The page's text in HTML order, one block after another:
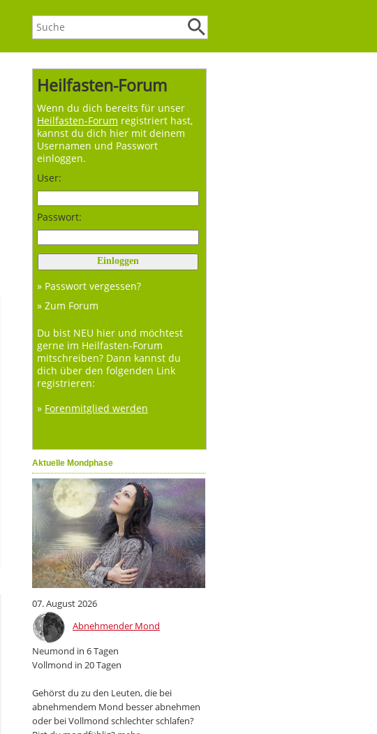
Heilfasten-Forum
Wenn du dich bereits für unser
Heilfasten-Forum registriert hast,
kannst du dich hier mit deinem
Usernamen und Passwort
einloggen.
User:
Passwort:
» Passwort vergessen?
» Zum Forum
Du bist NEU hier und möchtest
gerne im Heilfasten-Forum
mitschreiben? Dann kannst du
dich über den folgenden Link
registrieren:
» Forenmitglied werden
Aktuelle Mondphase
07. August 2026
Abnehmender Mond
Neumond in 6 Tagen
Vollmond in 20 Tagen
Gehörst du zu den Leuten, die bei
abnehmendem Mond besser abnehmen
oder bei Vollmond schlechter schlafen?